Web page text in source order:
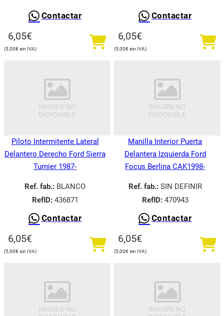
Contactar
6,05€
5,00€
Contactar
6,05€
5,00€
Piloto Intermitente Lateral
Delantero Derecho Ford Sierra
Turnier 1987-
Ref. fab.: BLANCO
RefID:436871
Contactar
6,05€
5,00€
Manilla Interior Puerta
Delantera Izquierda Ford
Focus Berlina CAK1998-
Ref. fab.:SIN DEFINIR
RefID:470943
Contactar
6,05€
5,00€